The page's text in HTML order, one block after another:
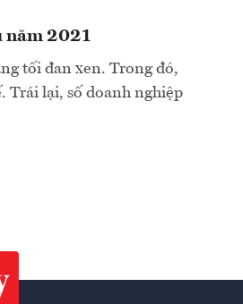
năm 2021
tối đan xen. Trong đó,
Trái lại, số doanh nghiệp